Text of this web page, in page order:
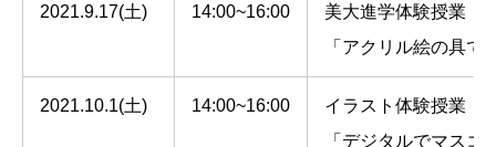
2021.9.17(土) 14:00~16:00
美大進学体験授業
「アクリル絵の具
2021.10.1(土) 14:00~16:00
イラスト体験授業
「デジタルでマスコ